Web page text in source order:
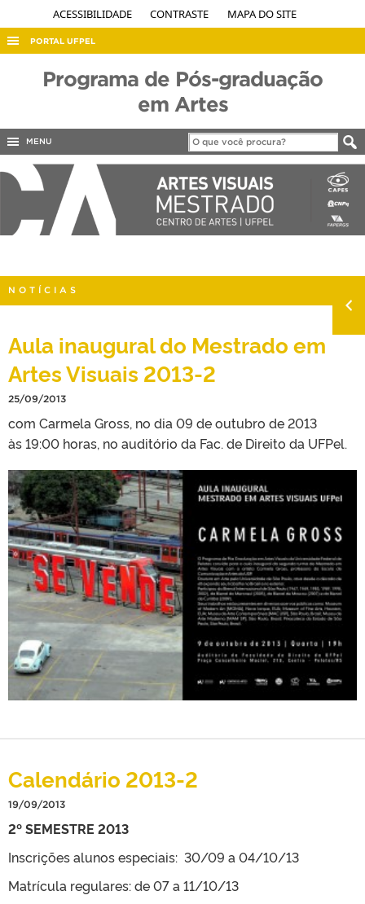
ACESSIBILIDADE CONTRASTE MAPA DO SITE
PORTAL UFPEL
EDITAIS
INTERNACIONAL
OUVIDORIA
TELEFONES
Programa de Pós-graduação
em Artes
MENU
NOTÍCIAS
Aula inaugural do Mestrado em
Artes Visuais 2013-2
25/09/2013
com Carmela Gross, no dia 09 de outubro de 2013
às 19:00 horas, no auditório da Fac. de Direito da UFPel.
Calendário 2013-2
19/09/2013
2º SEMESTRE 2013
Inscrições alunos especiais: 30/09 a 04/10/13
Matrícula regulares: de 07 a 11/10/13